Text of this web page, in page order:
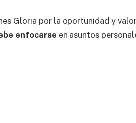
Gloria por la oportunidad y
enfocarse en asuntos